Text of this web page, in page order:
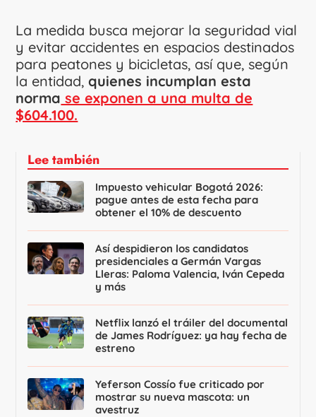
La medida busca mejorar la seguridad vial
y evitar accidentes en espacios destinados
para peatones y bicicletas, así que, según
la entidad,quienes incumplan esta
norma se exponen a una multa de
$604.100.
Lee también
Impuesto vehicular Bogotá 2026:
pague antes de esta fecha para
obtener el 10% de descuento
Así despidieron los candidatos
presidenciales a Germán Vargas
Lleras: Paloma Valencia, Iván Cepeda
y más
Netflix lanzó el tráiler del documental
de James Rodríguez: ya hay fecha de
estreno
Yeferson Cossío fue criticado por
mostrar su nueva mascota: un
avestruz